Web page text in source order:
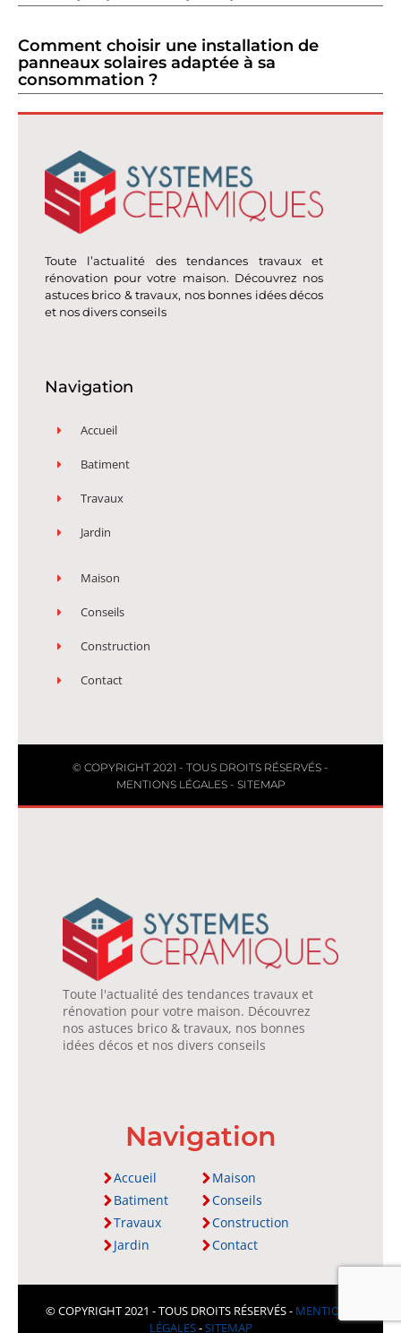
Comment choisir une installation de
panneaux solaires adaptée à sa
consommation ?
Toute l’actualité des tendances travaux et
rénovation pour votre maison. Découvrez nos
astuces brico & travaux, nos bonnes idées décos
et nos divers conseils
Navigation
Accueil
Batiment
Travaux
Jardin
Maison
Conseils
Construction
Contact
© COPYRIGHT 2021 - TOUS DROITS RÉSERVÉS -
MENTIONS LÉGALES- SITEMAP
Toute l'actualité des tendances travaux et
rénovation pour votre maison. Découvrez
nos astuces brico & travaux, nos bonnes
idées décos et nos divers conseils
Navigation
Accueil
Batiment
Travaux
Jardin
Maison
Conseils
Construction
Contact
© COPYRIGHT 2021 - TOUS DROITS RÉSERVÉS - MENTIONS
LÉGALES-SITEMAP